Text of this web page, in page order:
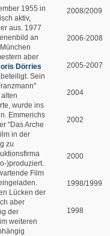
1955 in
aktiv,
aus. 1977
an
aber
Dörries
Sein
wurde ins
Emmerichs
"Das Arche
in der
zu
)produziert.
Film
Lücken der
aber
der
weiteren
2008/2009
2006-2008
2005-2007
2004
2002
2000
1998/1999
1998